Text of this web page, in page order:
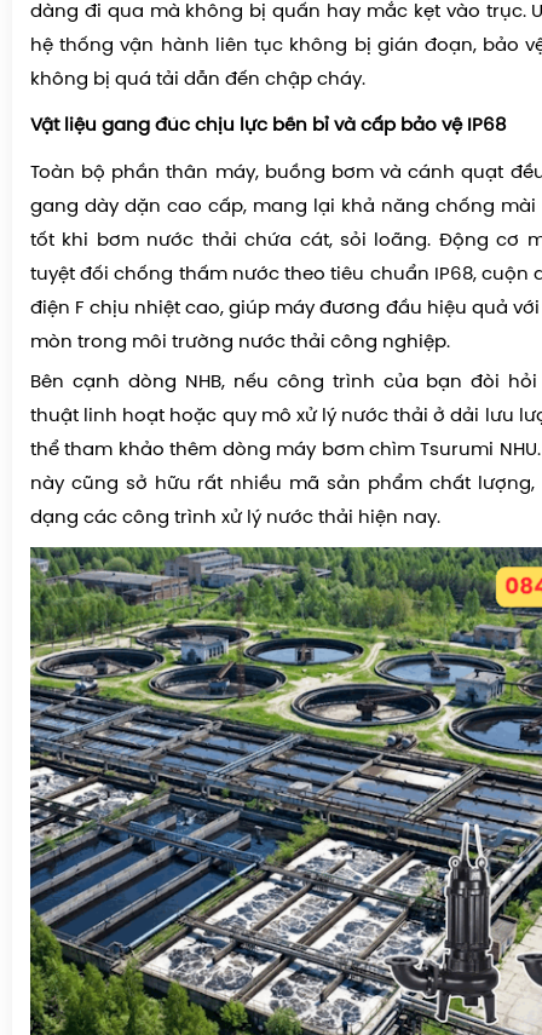
dàng đi qua mà không bị quấn hay mắc kẹt vào trục.
hệ thống vận hành liên tục không bị gián đoạn, bảo
không bị quá tải dẫn đến chập cháy.
Vật liệu gang đúc chịu lực bền bỉ và cấp bảo vệ IP68
Toàn bộ phần thân máy, buồng bơm và cánh quạt
gang dày dặn cao cấp, mang lại khả năng chống
tốt khi bơm nước thải chứa cát, sỏi loãng. Động cơ
tuyệt đối chống thấm nước theo tiêu chuẩn IP68, cuộn
điện F chịu nhiệt cao, giúp máy đương đầu hiệu quả
mòn trong môi trường nước thải công nghiệp.
Bên cạnh dòng NHB, nếu công trình của bạn đòi
thuật linh hoạt hoặc quy mô xử lý nước thải ở dải lưu
thể tham khảo thêm dòng máy bơm chìm Tsurumi
này cũng sở hữu rất nhiều mã sản phẩm chất
dạng các công trình xử lý nước thải hiện nay.